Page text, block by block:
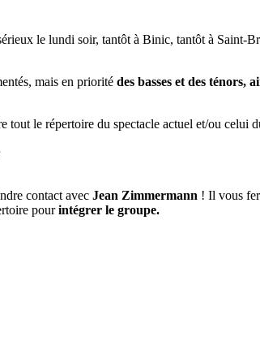
le lundi soir, tantôt à Binic, tantôt à
mais en priorité des basses et des ténors,
tout le répertoire du spectacle actuel et/ou celui
contact avec Jean Zimmermann ! Il vous
pourintégrer le groupe.